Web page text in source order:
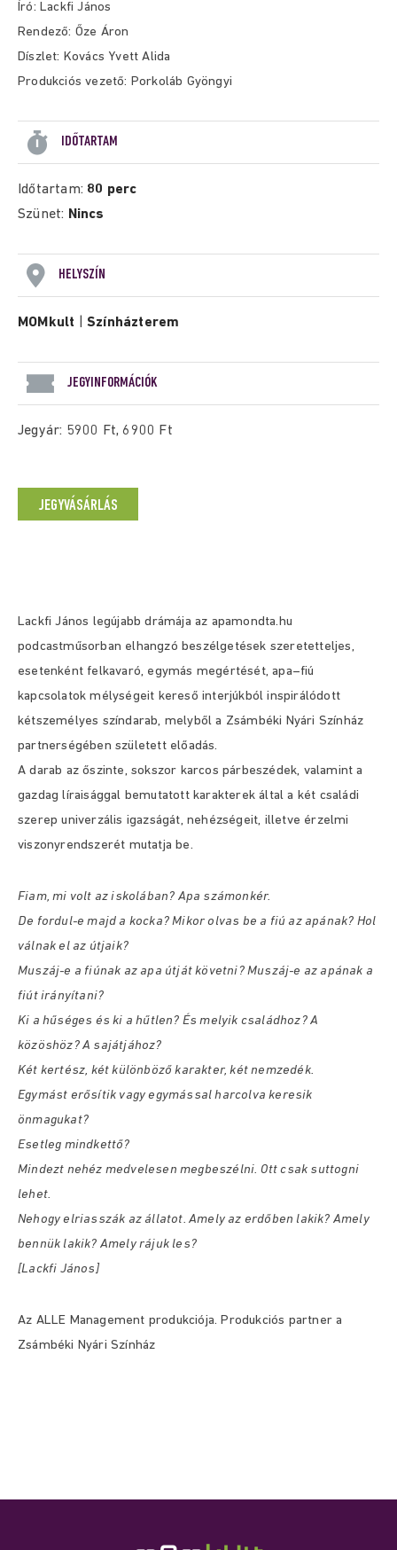
Író: Lackfi János
Rendező: Őze Áron
Díszlet: Kovács Yvett Alida
Produkciós vezető: Porkoláb Gyöngyi
IDŐTARTAM
Időtartam: 80 perc
Szünet: Nincs
HELYSZÍN
MOMkult |Színházterem
JEGYINFORMÁCIÓK
Jegyár: 5900 Ft, 6900 Ft
JEGYVÁSÁRLÁS
Lackfi János legújabb drámája az apamondta.hu
podcastműsorban elhangzó beszélgetések szeretetteljes,
esetenként felkavaró, egymás megértését, apa–fiú
kapcsolatok mélységeit kereső interjúkból inspirálódott
kétszemélyes színdarab, melyből a Zsámbéki Nyári Színház
partnerségében született előadás.
A darab az őszinte, sokszor karcos párbeszédek, valamint a
gazdag líraisággal bemutatott karakterek által a két családi
szerep univerzális igazságát, nehézségeit, illetve érzelmi
viszonyrendszerét mutatja be.
Fiam, mi volt az iskolában? Apa számonkér.
De fordul-e majd a kocka? Mikor olvas be a fiú az apának? Hol
válnak el az útjaik?
Muszáj-e a fiúnak az apa útját követni? Muszáj-e az apának a
fiút irányítani?
Ki a hűséges és ki a hűtlen? És melyik családhoz? A
közöshöz? A sajátjához?
Két kertész, két különböző karakter, két nemzedék.
Egymást erősítik vagy egymással harcolva keresik
önmagukat?
Esetleg mindkettő?
Mindezt nehéz medvelesen megbeszélni. Ott csak suttogni
lehet.
Nehogy elriasszák az állatot. Amely az erdőben lakik? Amely
bennük lakik? Amely rájuk les?
[Lackfi János]
Az ALLE Management produkciója. Produkciós partner a
Zsámbéki Nyári Színház